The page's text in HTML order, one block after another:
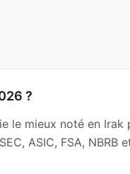
?
le mieux noté en
ASIC, FSA,